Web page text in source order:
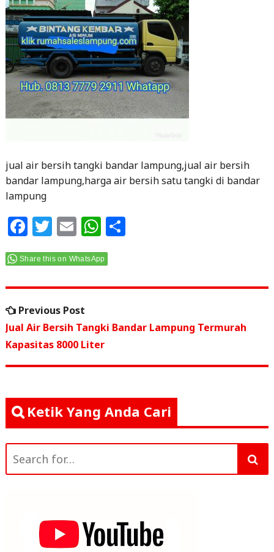
jual air bersih tangki bandar lampung,jual air bersih
bandar lampung,harga air bersih satu tangki di bandar
lampung
F
a
c
e
b
o
o
k
T
w
itt
e
r
E
m
ai
l
W
h
at
s
p
p
S
e
Share this on WhatsApp
Navigasi
pos
Previous PostPrevious
post:
Jual Air Bersih Tangki Bandar Lampung Termurah
Kapasitas 8000 Liter
Ketik Yang Anda Cari
for: